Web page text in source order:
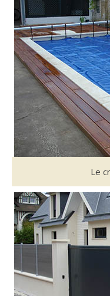
Le